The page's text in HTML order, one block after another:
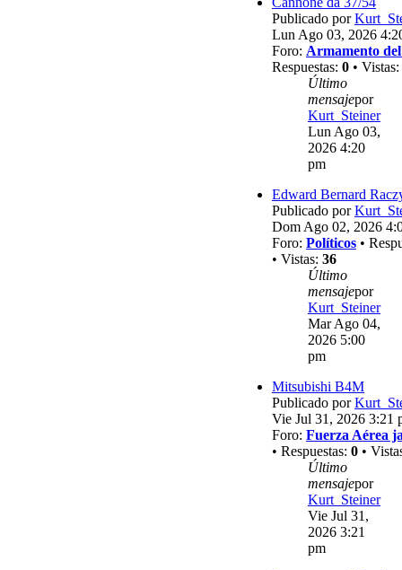
Publicado por
Lun Ago 03, 2026
Foro: Armamento
Respuestas: 0 • Vistas:
Último
mensajepor
Kurt_Steiner
Lun Ago 03,
2026 4:20
pm
Edward Bernard
Publicado por
Dom Ago 02, 2026
Foro: Políticos •
• Vistas: 36
Último
mensajepor
Kurt_Steiner
Mar Ago 04,
2026 5:00
pm
Mitsubishi B4M
Publicado por
Vie Jul 31, 2026 3:21
Foro: Fuerza Aérea
• Respuestas: 0 •
Último
mensajepor
Kurt_Steiner
Vie Jul 31,
2026 3:21
pm